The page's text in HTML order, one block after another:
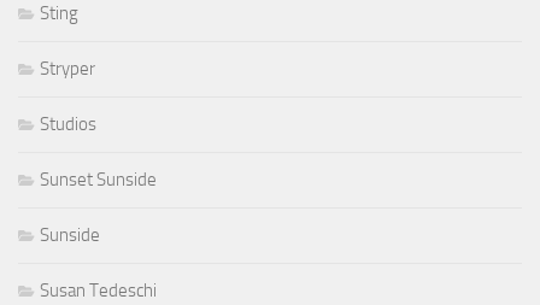
Sting
Stryper
Studios
Sunset Sunside
Sunside
Susan Tedeschi